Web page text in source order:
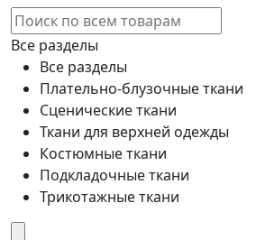
Все разделы
Все разделы
Плательно-блузочные ткани
Сценические ткани
Ткани для верхней одежды
Костюмные ткани
Подкладочные ткани
Трикотажные ткани